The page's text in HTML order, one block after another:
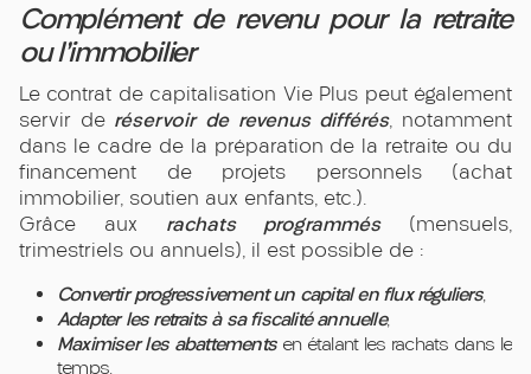
Complément de revenu pour la retraite
ou l’immobilier
Le contrat de capitalisation Vie Plus peut également
servir de réservoir de revenus différés, notamment
dans le cadre de la préparation de la retraite ou du
financement de projets personnels (achat
immobilier, soutien aux enfants, etc.).
Grâce aux rachats programmés(mensuels,
trimestriels ou annuels), il est possible de :
Convertir progressivement un capital en flux réguliers,
Adapter les retraits à sa fiscalité annuelle,
Maximiser les abattementsen étalant les rachats dans le
temps.